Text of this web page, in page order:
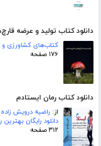
دانلود کتاب تولید و عرضه
کتاب‌های کشاورزی و
۱۷۶ صفحه
دانلود کتاب رمان ایستادم
از: راضیه درویش زاده
دانلود رایگان بهترین
۳۱۲ صفحه